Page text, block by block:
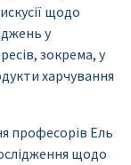
щодо
у
зокрема, у
харчування
професорів Ель
щодо